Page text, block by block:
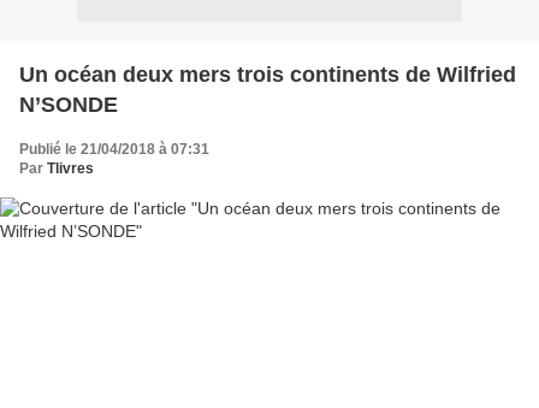
Un océan deux mers trois continents de Wilfried
N’SONDE
Publié le 21/04/2018 à 07:31
Par Tlivres